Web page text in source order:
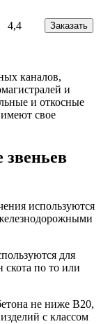
4,4 Заказать
каналов,
и
и откосные
свое
звеньев
используются
для
скота по то или
не ниже В20,
с классом